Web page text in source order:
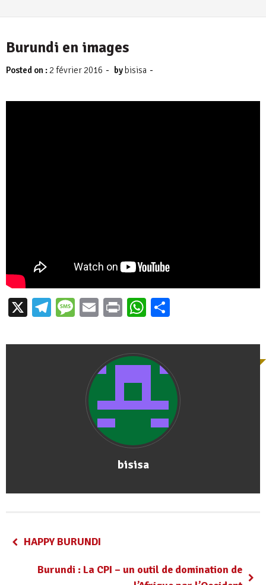
Burundi en images
Posted on : 2 février 2016 - by bisisa -
X Telegram
Message
EmailPrintWhatsApp
bisisa
HAPPY BURUNDI
Burundi : La CPI – un outil de domination de